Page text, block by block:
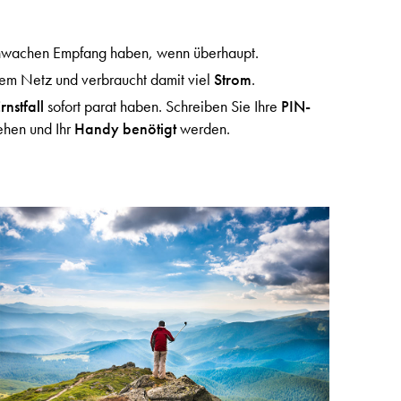
Empfang haben, wenn überhaupt.
Netz und verbraucht damit viel Strom.
sofort parat haben. Schreiben Sie Ihre PIN-
und IhrHandy benötigtwerden.